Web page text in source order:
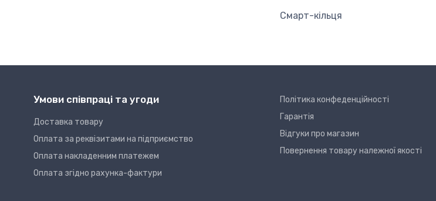
Смарт-кільця
Умови співпраці та угоди
Доставка товару
Оплата за реквізитами на підприємство
Оплата накладенним платежем
Оплата згідно рахунка-фактури
Політика конфеденційності
Гарантія
Відгуки про магазин
Повернення товару належної якості